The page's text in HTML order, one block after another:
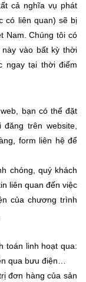
cả nghĩa vụ phát
có liên quan) sẽ bị
Nam. Chúng tôi có
vào bất kỳ thời
ngay tại thời điểm
bạn có thể đặt
trên website,
form liên hệ để
chóng, quý khách
liên quan đến việc
của chương trình
toán linh hoạt qua:
qua bưu điện…
đơn hàng của sản